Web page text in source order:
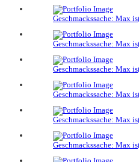
Geschmackssache: Max
Geschmackssache: Max
Geschmackssache: Max
Geschmackssache: Max
Geschmackssache: Max
Geschmackssache: Max